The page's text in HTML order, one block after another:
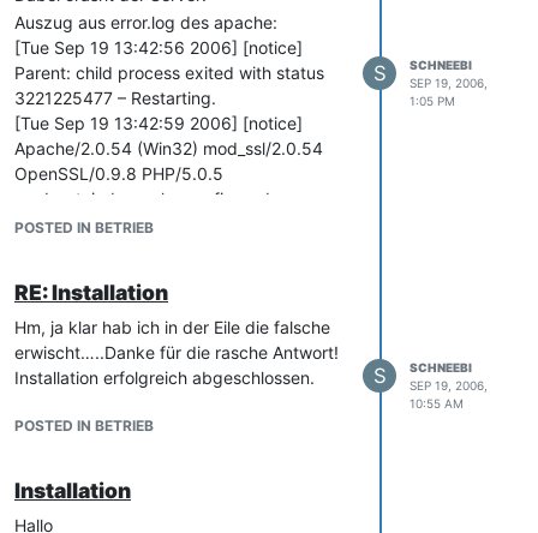
Auszug aus error.log des apache:
[Tue Sep 19 13:42:56 2006] [notice]
Parent: child process exited with status
3221225477 – Restarting.
[Tue Sep 19 13:42:59 2006] [notice]
Apache/2.0.54 (Win32) mod_ssl/2.0.54
OpenSSL/0.9.8 PHP/5.0.5
mod_autoindex_color configured –
resuming normal operations
Tipps?
POSTED IN BETRIEB
S
SCHNEEBI
SEP 19, 2006,
1:05 PM
RE: Installation
Hm, ja klar hab ich in der Eile die falsche
erwischt…..Danke für die rasche Antwort!
Installation erfolgreich abgeschlossen.
POSTED IN BETRIEB
S
SCHNEEBI
SEP 19, 2006,
10:55 AM
Installation
Hallo